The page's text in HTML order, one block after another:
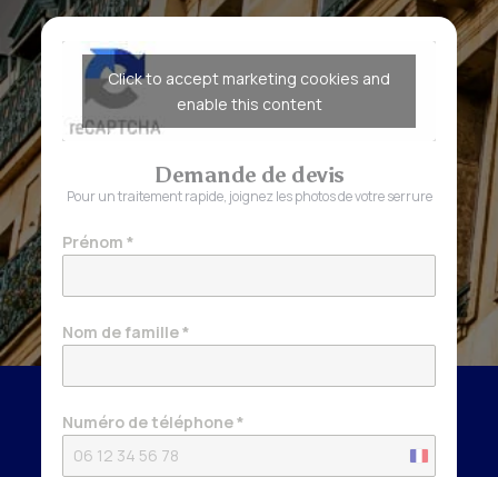
Click to accept marketing cookies and
enable this content
Demande de devis
Pour un traitement rapide, joignez les photos de votre serrure
Prénom*
Nom de famille*
Numéro de téléphone*
France